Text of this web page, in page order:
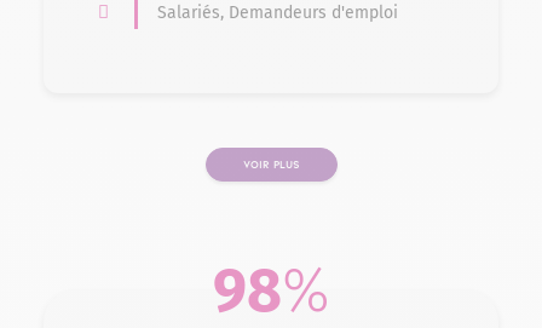
Salariés, Demandeurs d'emploi
VOIR PLUS
98%